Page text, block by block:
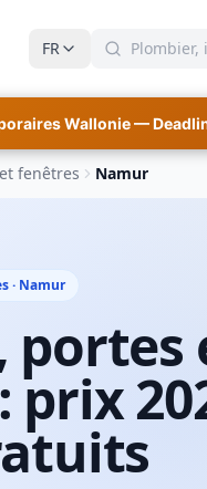
FR
Wallonie —
fenêtres Namur
· Namur
prix